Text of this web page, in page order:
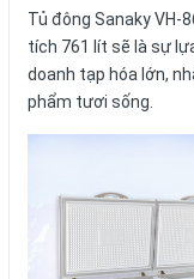
Tủ đông Sanaky VH-
tích 761 lít sẽ là sự
doanh tạp hóa lớn,
phẩm tươi sống.